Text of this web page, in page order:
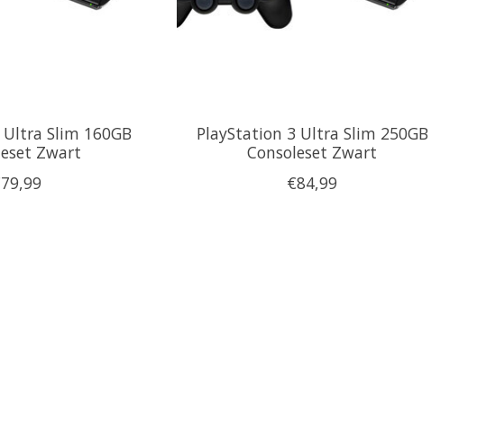
Slim 160GB
Zwart
PlayStation 3 Ultra Slim 250GB
Consoleset Zwart
€84,99